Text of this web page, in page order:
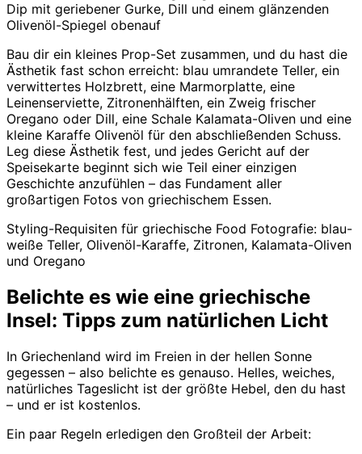
Dip mit geriebener Gurke, Dill und einem glänzenden
Olivenöl-Spiegel obenauf
Bau dir ein kleines Prop-Set zusammen, und du hast die
Ästhetik fast schon erreicht: blau umrandete Teller, ein
verwittertes Holzbrett, eine Marmorplatte, eine
Leinenserviette, Zitronenhälften, ein Zweig frischer
Oregano oder Dill, eine Schale Kalamata-Oliven und eine
kleine Karaffe Olivenöl für den abschließenden Schuss.
Leg diese Ästhetik fest, und jedes Gericht auf der
Speisekarte beginnt sich wie Teil einer einzigen
Geschichte anzufühlen – das Fundament aller
großartigen Fotos von griechischem Essen.
Styling-Requisiten für griechische Food Fotografie: blau-
weiße Teller, Olivenöl-Karaffe, Zitronen, Kalamata-Oliven
und Oregano
Belichte es wie eine griechische
Insel: Tipps zum natürlichen Licht
In Griechenland wird im Freien in der hellen Sonne
gegessen – also belichte es genauso. Helles, weiches,
natürliches Tageslicht ist der größte Hebel, den du hast
– und er ist kostenlos.
Ein paar Regeln erledigen den Großteil der Arbeit: